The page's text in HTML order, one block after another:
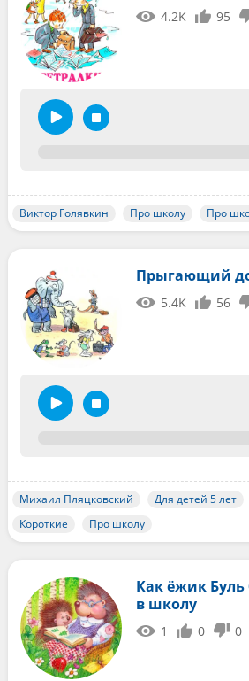
4.2K 95
Виктор Голявкин Про школу Про
Прыгающий
5.4K 56
Михаил Пляцковский Для детей 5 лет
Короткие
Про школу
Как ёжик Буль
в школу
1 0 0